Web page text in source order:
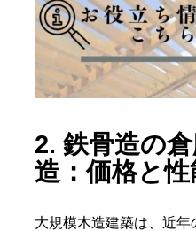
2. 鉄骨造の
造 ：価格と性
大規模木造建築は、近